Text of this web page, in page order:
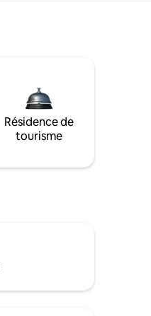
Résidence de
tourisme